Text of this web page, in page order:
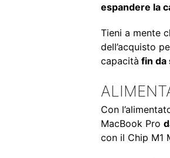
espandere la
Tieni a mente
dell’acquisto
capacità fin da
Con
MacBook Pro
con il Chip M1